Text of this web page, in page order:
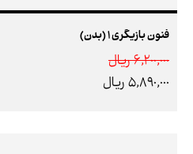
فنون بازیگری 1 (بدن)
6,200,000 ريال
5,890,000 ريال